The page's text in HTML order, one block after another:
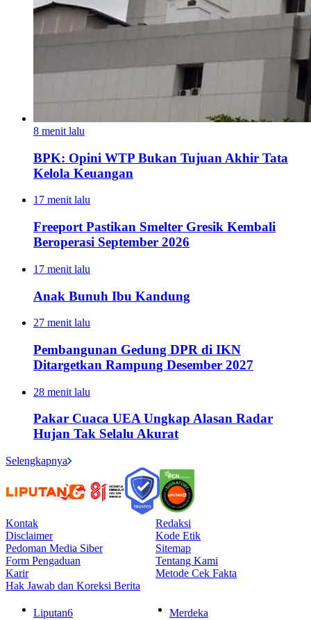
8 menit lalu
BPK: Opini WTP Bukan Tujuan Akhir Tata
Kelola Keuangan
17 menit lalu
Freeport Pastikan Smelter Gresik Kembali
Beroperasi September 2026
17 menit lalu
Anak Bunuh Ibu Kandung
27 menit lalu
Pembangunan Gedung DPR di IKN
Ditargetkan Rampung Desember 2027
28 menit lalu
Pakar Cuaca UEA Ungkap Alasan Radar
Hujan Tak Selalu Akurat
Selengkapnya
Kontak
Redaksi
Disclaimer
Kode Etik
Pedoman Media Siber
Sitemap
Form Pengaduan
Tentang Kami
Karir
Metode Cek Fakta
Hak Jawab dan Koreksi Berita
Liputan6 Merdeka